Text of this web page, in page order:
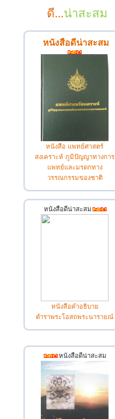
ดี...น่าสะสม
หนังสือดีน่าสะสม
หนังสือ แพทย์ศาสตร์
สงเคราะห์ ภูมิปัญญาทางการ
แพทย์และมรดกทาง
วรรณกรรมของชาติ
หนังสือดีน่าสะสม
หนังสือคำอธิบาย
ตำราพระโอสถพระนารายณ์
หนังสือดีน่าสะสม